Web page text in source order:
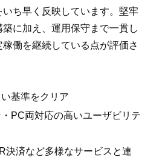
ち早く反映しています。堅牢
に加え、運用保守まで一貫し
働を継続している点が評価さ
基準をクリア
PC両対応の高いユーザビリテ
決済など多様なサービスと連